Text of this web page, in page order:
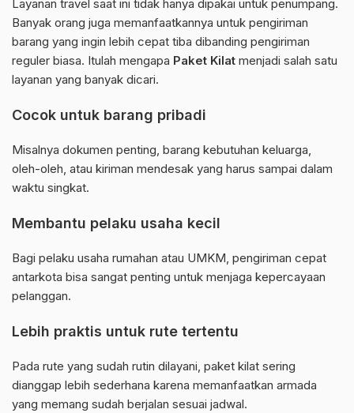
Layanan travel saat ini tidak hanya dipakai untuk penumpang.
Banyak orang juga memanfaatkannya untuk pengiriman
barang yang ingin lebih cepat tiba dibanding pengiriman
reguler biasa. Itulah mengapa Paket Kilat menjadi salah satu
layanan yang banyak dicari.
Cocok untuk barang pribadi
Misalnya dokumen penting, barang kebutuhan keluarga,
oleh-oleh, atau kiriman mendesak yang harus sampai dalam
waktu singkat.
Membantu pelaku usaha kecil
Bagi pelaku usaha rumahan atau UMKM, pengiriman cepat
antarkota bisa sangat penting untuk menjaga kepercayaan
pelanggan.
Lebih praktis untuk rute tertentu
Pada rute yang sudah rutin dilayani, paket kilat sering
dianggap lebih sederhana karena memanfaatkan armada
yang memang sudah berjalan sesuai jadwal.